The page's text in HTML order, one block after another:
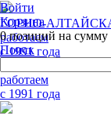
Войти
Корзина
0 позиций на сумму
Поиск
ГОРНО-
работаем
с 1991 года
ГОРНО-
работаем
с 1991 года